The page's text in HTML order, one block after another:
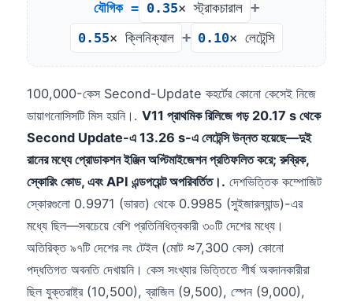
যৌগিক = 0.35× স্ট্রাকচারাল +
0.55× ক্লিনিক্যাল + 0.10× লেটেন্সি
100,000-কেস Second-Update কহর্টের কোনো কেসেই নিজে
ডায়াগনোসিসটি মিস হয়নি।. V11 প্রাথমিক রিলিজে গড় 20.17 s থেকে
Second Update-এ 13.26 s-এ লেটেন্সি উন্নত হয়েছে—দুই
রানের মধ্যে প্রোডাকশন ইঞ্জিন অপ্টিমাইজেশন প্রতিফলিত করে; রুব্রিক,
স্কোরিং কোড, এবং API এন্ডপয়েন্ট অপরিবর্তিত।. দেশভিত্তিক কম্পোজিট
স্কোরগুলো 0.9971 (ভারত) থেকে 0.9985 (সুইজারল্যান্ড)-এর
মধ্যে ছিল—সবচেয়ে বেশি প্রতিনিধিত্বকারী ৩০টি দেশের মধ্যে।
অতিরিক্ত ৯৭টি দেশের লং টেইল (মোট ≈7,300 কেস) কোনো
পদ্ধতিগত অবনতি দেখায়নি। কেস সংখ্যার ভিত্তিতে শীর্ষ অবদানকারীরা
ছিল যুক্তরাষ্ট্র (10,500), ব্রাজিল (9,500), স্পেন (9,000),